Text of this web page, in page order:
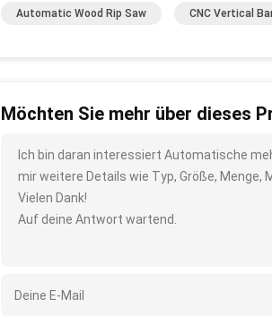
Automatic Wood Rip Saw CNC Vertical
Möchten Sie mehr über dieses
Ich bin daran interessiert Automatische
mir weitere Details wie Typ, Größe, Menge,
Vielen Dank!
Auf deine Antwort wartend.